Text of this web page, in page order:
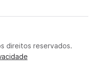
direitos reservados.